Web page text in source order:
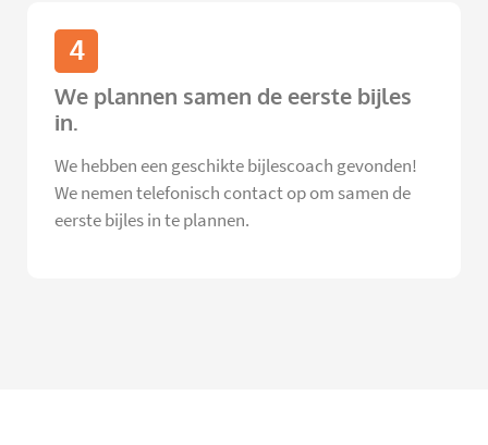
4
We plannen samen de eerste bijles
in.
We hebben een geschikte bijlescoach gevonden!
We nemen telefonisch contact op om samen de
eerste bijles in te plannen.